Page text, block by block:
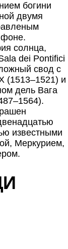
богини
двумя
солнца,
dei Pontifici
свод с
(1513–1521) и
дель Вага
известными
Меркурием,